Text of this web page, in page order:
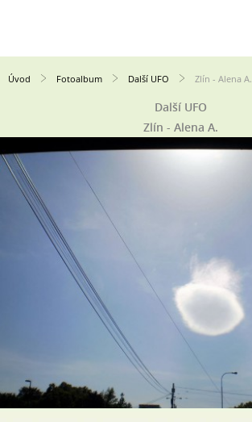
Úvod Fotoalbum Další UFO Zlín - Alena A.
Další UFO
Zlín - Alena A.